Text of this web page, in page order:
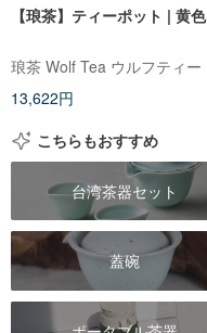
【琅茶】ティーポット | 黄色
琅茶 Wolf Tea ウルフティー
13,622円
こちらもおすすめ
台湾茶器セット
蓋碗